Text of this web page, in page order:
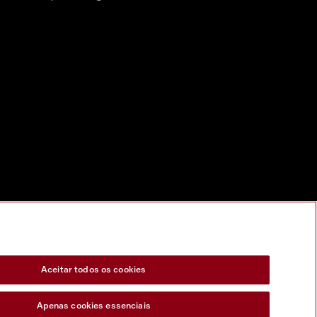
Aceitar todos os cookies
Apenas cookies essenciais